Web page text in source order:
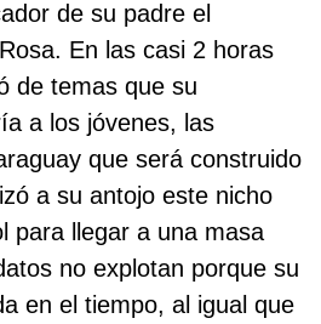
de su padre el
En las casi 2 horas
de temas que su
a los jóvenes, las
que será construido
a su antojo este nicho
para llegar a una masa
no explotan porque su
en el tiempo, al igual que